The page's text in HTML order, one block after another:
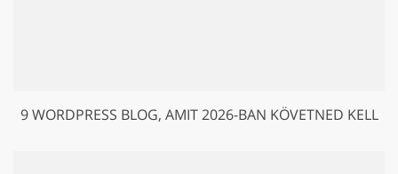
9 WORDPRESS BLOG, AMIT 2026-BAN KÖVETNED KELL